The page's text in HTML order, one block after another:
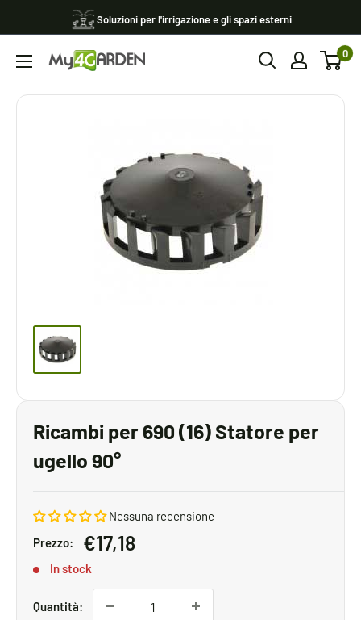
al
contenuto
Soluzioni per l'irrigazione e gli spazi esterni
My4garden 0
Ricambi per 690 (16) Statore per
ugello 90°
Nessuna recensione
Prezzo:
Prezzo
scontato
€17,18
In stock
Quantità: